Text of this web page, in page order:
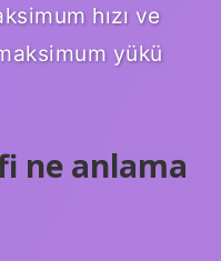
hızı ve
yükü
ne anlama